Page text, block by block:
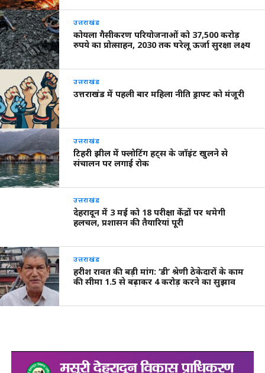
उत्तराखंड
कोयला गैसीकरण परियोजनाओं को 37,500 करोड़
रुपये का प्रोत्साहन, 2030 तक घरेलू ऊर्जा सुरक्षा लक्ष्य
उत्तराखंड
उत्तराखंड में पहली बार महिला नीति ड्राफ्ट को मंजूरी
उत्तराखंड
टिहरी झील में फ्लोटिंग हट्स के जॉइंट खुलने से
संचालन पर लगाई रोक
उत्तराखंड
देहरादून में 3 मई को 18 परीक्षा केंद्रों पर थमेगी
हलचल, प्रशासन की तैयारियां पूरी
उत्तराखंड
हरीश रावत की बड़ी मांग: ‘डी’ श्रेणी ठेकेदारों के काम
की सीमा 1.5 से बढ़ाकर 4 करोड़ करने का सुझाव